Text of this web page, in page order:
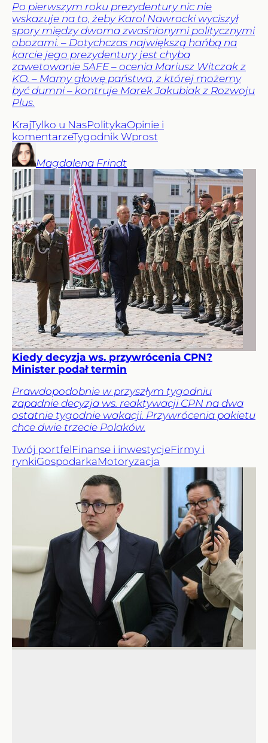
Po pierwszym roku prezydentury nic nie
wskazuje na to, żeby Karol Nawrocki wyciszył
spory między dwoma zwaśnionymi politycznymi
obozami. – Dotychczas największą hańbą na
karcie jego prezydentury jest chyba
zawetowanie SAFE – ocenia Mariusz Witczak z
KO. – Mamy głowę państwa, z której możemy
być dumni – kontruje Marek Jakubiak z Rozwoju
Plus.
KrajTylko u NasPolitykaOpinie i
komentarzeTygodnik Wprost
Magdalena Frindt
Kiedy decyzja ws. przywrócenia CPN?
Minister podał termin
Prawdopodobnie w przyszłym tygodniu
zapadnie decyzja ws. reaktywacji CPN na dwa
ostatnie tygodnie wakacji. Przywrócenia pakietu
chce dwie trzecie Polaków.
Twój portfelFinanse i inwestycjeFirmy i
rynkiGospodarkaMotoryzacja